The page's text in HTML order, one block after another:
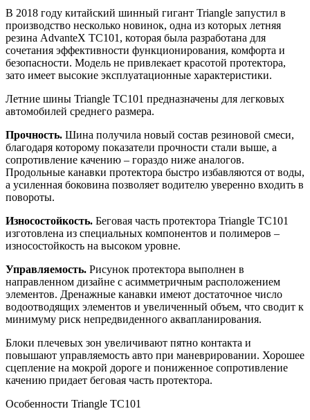
В 2018 году китайский шинный гигант Triangle запустил в
производство несколько новинок, одна из которых летняя
резина AdvanteX TC101, которая была разработана для
сочетания эффективности функционирования, комфорта и
безопасности. Модель не привлекает красотой протектора,
зато имеет высокие эксплуатационные характеристики.
Летние шины Triangle TC101 предназначены для легковых
автомобилей среднего размера.
Прочность. Шина получила новый состав резиновой смеси,
благодаря которому показатели прочности стали выше, а
сопротивление качению – гораздо ниже аналогов.
Продольные канавки протектора быстро избавляются от воды,
а усиленная боковина позволяет водителю уверенно входить в
повороты.
Износостойкость. Беговая часть протектора Triangle TC101
изготовлена из специальных компонентов и полимеров –
износостойкость на высоком уровне.
Управляемость. Рисунок протектора выполнен в
направленном дизайне с асимметричным расположением
элементов. Дренажные канавки имеют достаточное число
водоотводящих элементов и увеличенный объем, что сводит к
минимуму риск непредвиденного аквапланирования.
Блоки плечевых зон увеличивают пятно контакта и
повышают управляемость авто при маневрировании. Хорошее
сцепление на мокрой дороге и пониженное сопротивление
качению придает беговая часть протектора.
Особенности Triangle TC101